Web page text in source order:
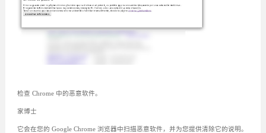
检查 Chrome 中的恶意软件。
家博士
它会在您的 Google Chrome 浏览器中扫描恶意软件，并为您提供清除它的说明。